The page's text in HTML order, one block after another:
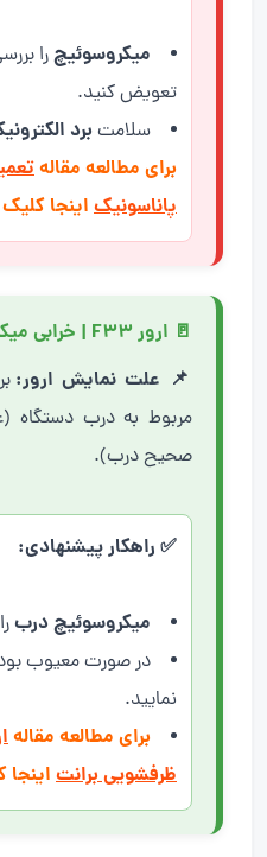
میکروسوئیچرا
تعویض کنید.
سلامت برد
برای مطالعه مقاله
پاناسونیک اینجا
🚪 ارور F33 | خرابی میکروسوئیچ درب
📌 علت نمایش ارور:
مربوط به درب
صحیح درب).
✅ راهکار پیشنهادی:
میکروسوئیچ درب
در صورت معیوب
نمایید.
برای مطالعه مقاله
ظرفشویی برانت